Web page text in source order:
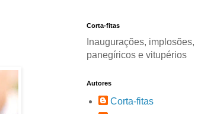
Corta-fitas
Inaugurações, implosões,
panegíricos e vitupérios
Autores
Corta-fitas